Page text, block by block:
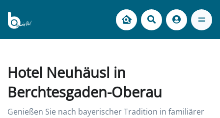
Hotel Neuhäusl in
Berchtesgaden-Oberau
Genießen Sie nach bayerischer Tradition in familiärer